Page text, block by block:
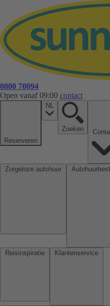
0800 70094
Open vanaf 09:00 contact
Reserveren
NL
Zoeken